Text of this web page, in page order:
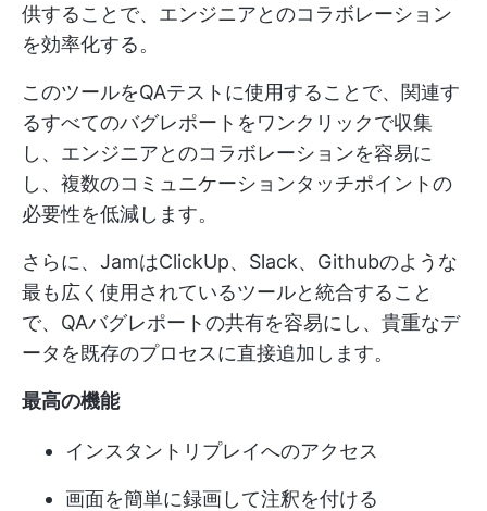
供することで、エンジニアとのコラボレーション
を効率化する。
このツールをQAテストに使用することで、関連す
るすべてのバグレポートをワンクリックで収集
し、エンジニアとのコラボレーションを容易に
し、複数のコミュニケーションタッチポイントの
必要性を低減します。
さらに、JamはClickUp、Slack、Githubのような
最も広く使用されているツールと統合すること
で、QAバグレポートの共有を容易にし、貴重なデ
ータを既存のプロセスに直接追加します。
最高の機能
インスタントリプレイへのアクセス
画面を簡単に録画して注釈を付ける